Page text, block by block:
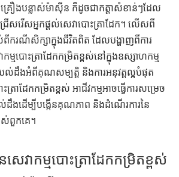
រឿងបន្លាស់ម៉ាស៊ីន ក៏ដូចជាកត្តាសំខាន់ៗដែល
ើសរើសអ្នកផ្តល់សេវាបោះត្រាដែក។ លើសពី
ករណីសិក្សាក្នុងជីវិតពិត ដែលបង្ហាញពីការ
ម្មបោះត្រាដែកកម្រិតខ្ពស់នៅក្នុងឧស្សាហកម្ម
ល់ដឹងអំពីគុណសម្បត្តិ និងការអនុវត្តល្អបំផុត
រាដែកកម្រិតខ្ពស់ អាជីវកម្មអាចធ្វើការសម្រេច
ងដើម្បីបង្កើនគុណភាព និងដំណើរការនៃ
ស់ពួកគេ។
េវាកម្មបោះត្រាដែកកម្រិតខ្ពស់